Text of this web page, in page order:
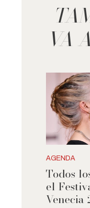
VA
AGENDA
Todos
el
Venecia